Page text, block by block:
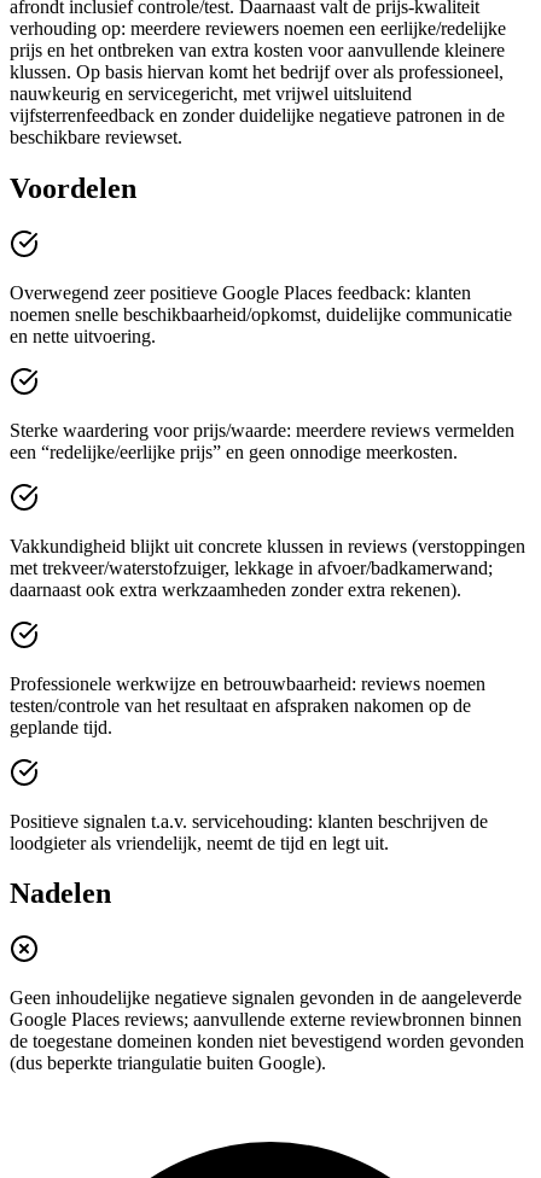
afrondt inclusief controle/test. Daarnaast valt de prijs-kwaliteit
verhouding op: meerdere reviewers noemen een eerlijke/redelijke
prijs en het ontbreken van extra kosten voor aanvullende kleinere
klussen. Op basis hiervan komt het bedrijf over als professioneel,
nauwkeurig en servicegericht, met vrijwel uitsluitend
vijfsterrenfeedback en zonder duidelijke negatieve patronen in de
beschikbare reviewset.
Voordelen
Overwegend zeer positieve Google Places feedback: klanten
noemen snelle beschikbaarheid/opkomst, duidelijke communicatie
en nette uitvoering.
Sterke waardering voor prijs/waarde: meerdere reviews vermelden
een “redelijke/eerlijke prijs” en geen onnodige meerkosten.
Vakkundigheid blijkt uit concrete klussen in reviews (verstoppingen
met trekveer/waterstofzuiger, lekkage in afvoer/badkamerwand;
daarnaast ook extra werkzaamheden zonder extra rekenen).
Professionele werkwijze en betrouwbaarheid: reviews noemen
testen/controle van het resultaat en afspraken nakomen op de
geplande tijd.
Positieve signalen t.a.v. servicehouding: klanten beschrijven de
loodgieter als vriendelijk, neemt de tijd en legt uit.
Nadelen
Geen inhoudelijke negatieve signalen gevonden in de aangeleverde
Google Places reviews; aanvullende externe reviewbronnen binnen
de toegestane domeinen konden niet bevestigend worden gevonden
(dus beperkte triangulatie buiten Google).